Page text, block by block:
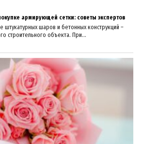
армирующей сетки: советы экспертов
штукатурных шаров и бетонных конструкций –
строительного объекта. При...